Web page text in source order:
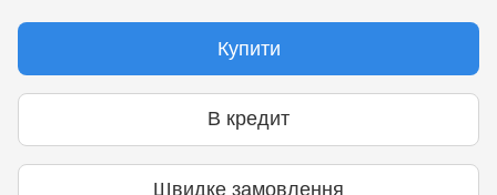
Купити
В кредит
Швидке замовлення